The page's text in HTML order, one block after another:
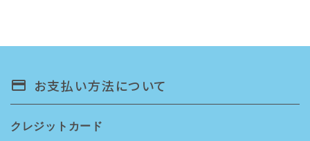
payment お支払い方法について
クレジットカード